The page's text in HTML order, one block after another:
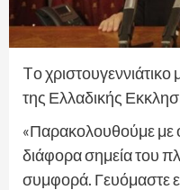
Tο
της Ελλαδικής
«Παρακολουθούμε με
διάφορα σημεία του
συμφορά. Γευόμαστε